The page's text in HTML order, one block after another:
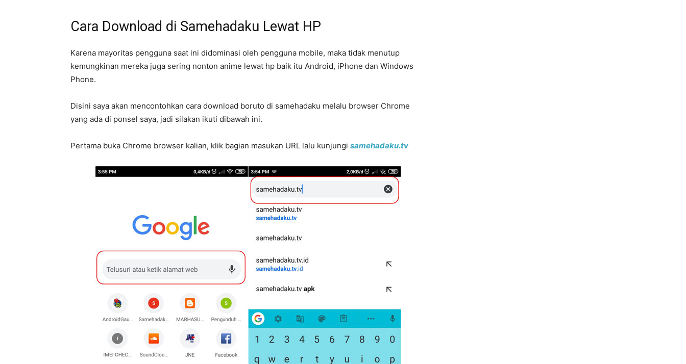
Cara Download di Samehadaku Lewat HP
Karena mayoritas pengguna saat ini didominasi oleh pengguna mobile, maka tidak menutup
kemungkinan mereka juga sering nonton anime lewat hp baik itu Android, iPhone dan Windows
Phone.
Disini saya akan mencontohkan cara download boruto di samehadaku melalu browser Chrome
yang ada di ponsel saya, jadi silakan ikuti dibawah ini.
Pertama buka Chrome browser kalian, klik bagian masukan URL lalu kunjungi samehadaku.tv